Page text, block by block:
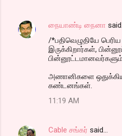
நையாண்டி நைனா said…
/*பதிவெழுதியே
இருக்கிறார்கள்,
பின்னூட்டமானவர்களும்
அணானிகளை
கண்டனங்கள்.
11:19 AM
Cable சங்கர் said…